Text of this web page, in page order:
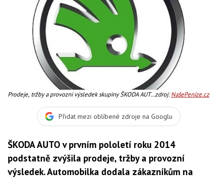
Prodeje, tržby a provozní výsledek skupiny ŠKODA AUTOzdroj:NašePeníze.cz
Přidat mezi oblíbené zdroje na Googlu
ŠKODA AUTO v prvním pololetí roku 2014
podstatně zvýšila prodeje, tržby a provozní
výsledek. Automobilka dodala zákazníkům na